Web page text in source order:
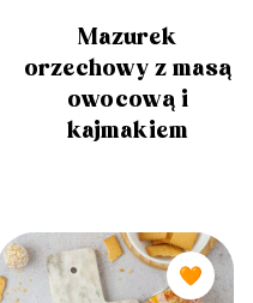
Mazurek
orzechowy z masą
owocową i
kajmakiem
🧡